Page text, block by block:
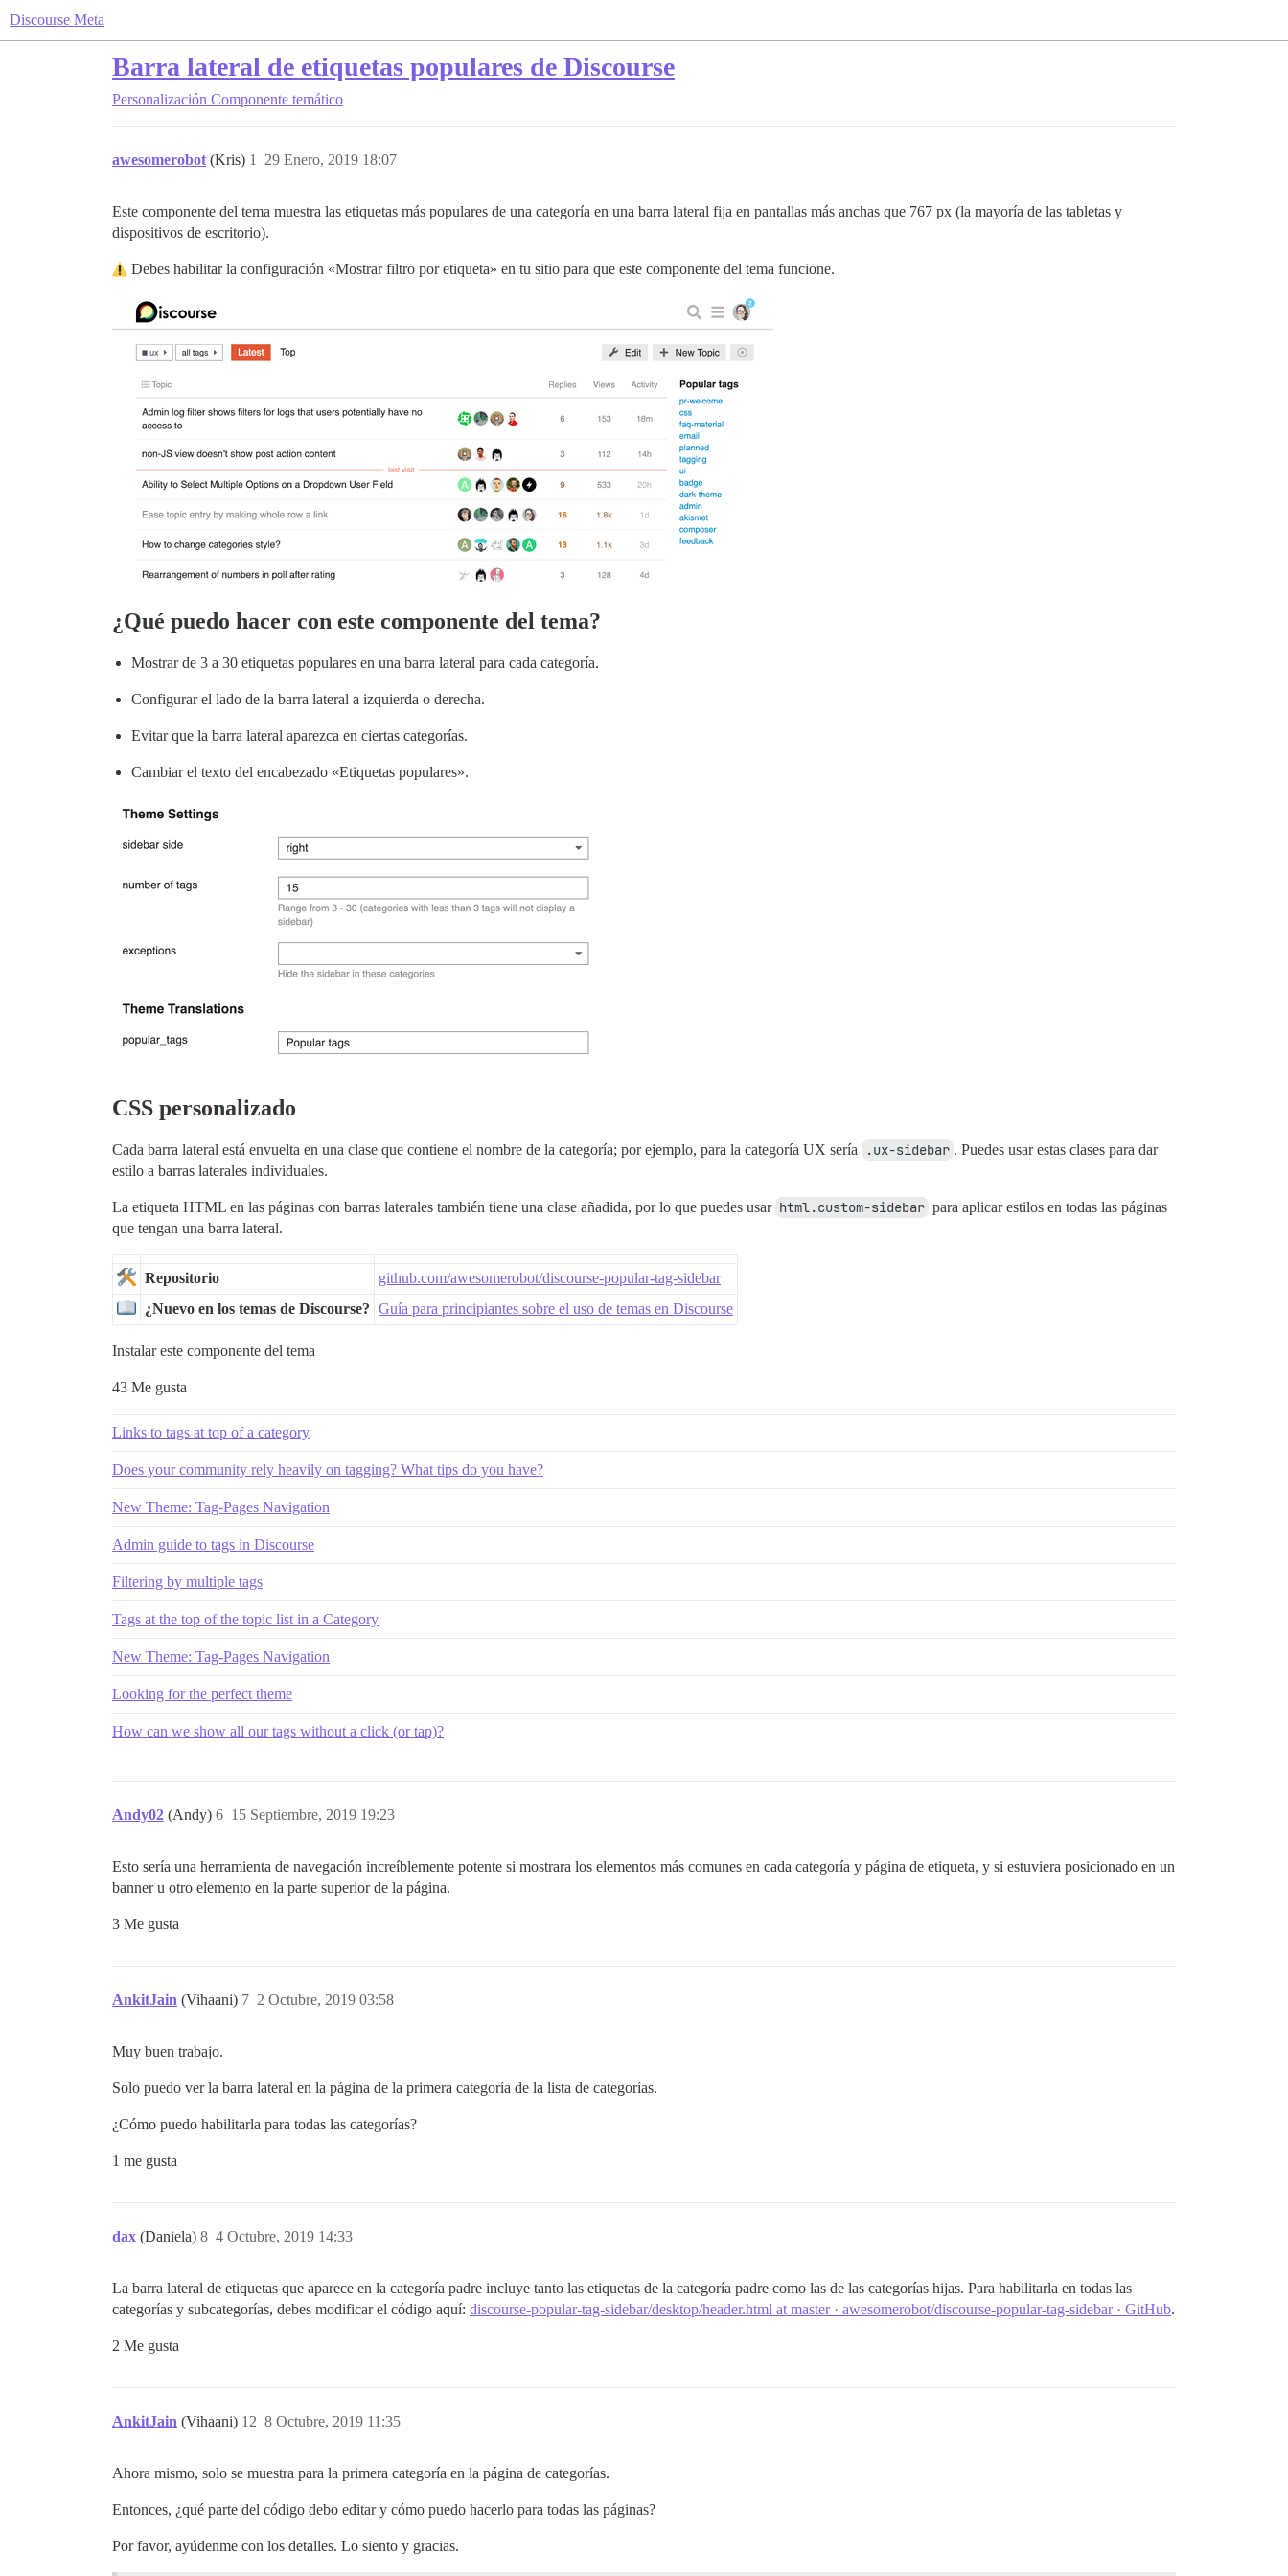
Discourse Meta
Barra lateral de etiquetas populares de Discourse
Personalización Componente temático
awesomerobot (Kris) 29 Enero, 2019 18:07
1
Este componente del tema muestra las etiquetas más populares de una categoría en una barra lateral fija en pantallas más anchas que 767 px (la mayoría de las tabletas y
dispositivos de escritorio).
Debes habilitar la configuración «Mostrar filtro por etiqueta» en tu sitio para que este componente del tema funcione.
¿Qué puedo hacer con este componente del tema?
Mostrar de 3 a 30 etiquetas populares en una barra lateral para cada categoría.
Configurar el lado de la barra lateral a izquierda o derecha.
Evitar que la barra lateral aparezca en ciertas categorías.
Cambiar el texto del encabezado «Etiquetas populares».
CSS personalizado
Cada barra lateral está envuelta en una clase que contiene el nombre de la categoría; por ejemplo, para la categoría UX sería .ux-sidebar . Puedes usar estas clases para dar
estilo a barras laterales individuales.
La etiqueta HTML en las páginas con barras laterales también tiene una clase añadida, por lo que puedes usar html.custom-sidebar para aplicar estilos en todas las páginas
que tengan una barra lateral.
Repositorio
github.com/awesomerobot/discourse-popular-tag-sidebar
¿Nuevo en los temas de Discourse? Guía para principiantes sobre el uso de temas en Discourse
Instalar este componente del tema
43 Me gusta
Links to tags at top of a category
Does your community rely heavily on tagging? What tips do you have?
New Theme: Tag-Pages Navigation
Admin guide to tags in Discourse
Filtering by multiple tags
Tags at the top of the topic list in a Category
New Theme: Tag-Pages Navigation
Looking for the perfect theme
How can we show all our tags without a click (or tap)?
Andy02 (Andy) 15 Septiembre, 2019 19:23
6
Esto sería una herramienta de navegación increíblemente potente si mostrara los elementos más comunes en cada categoría y página de etiqueta, y si estuviera posicionado en un
banner u otro elemento en la parte superior de la página.
3 Me gusta
AnkitJain (Vihaani) 2 Octubre, 2019 03:58
7
Muy buen trabajo.
Solo puedo ver la barra lateral en la página de la primera categoría de la lista de categorías.
¿Cómo puedo habilitarla para todas las categorías?
1 me gusta
dax (Daniela) 4 Octubre, 2019 14:33
8
La barra lateral de etiquetas que aparece en la categoría padre incluye tanto las etiquetas de la categoría padre como las de las categorías hijas. Para habilitarla en todas las
categorías y subcategorías, debes modificar el código aquí: discourse-popular-tag-sidebar/desktop/header.html at master · awesomerobot/discourse-popular-tag-sidebar · GitHub.
2 Me gusta
AnkitJain (Vihaani) 8 Octubre, 2019 11:35
12
Ahora mismo, solo se muestra para la primera categoría en la página de categorías.
Entonces, ¿qué parte del código debo editar y cómo puedo hacerlo para todas las páginas?
Por favor, ayúdenme con los detalles. Lo siento y gracias.